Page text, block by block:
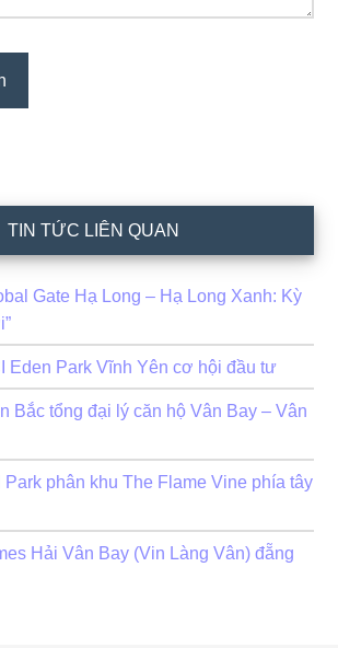
TIN TỨC LIÊN QUAN
Gate Hạ Long – Hạ Long Xanh: Kỳ
Eden Park Vĩnh Yên cơ hội đầu tư
Bắc tổng đại lý căn hộ Vân Bay – Vân
Park phân khu The Flame Vine phía tây
Hải Vân Bay (Vin Làng Vân) đẵng